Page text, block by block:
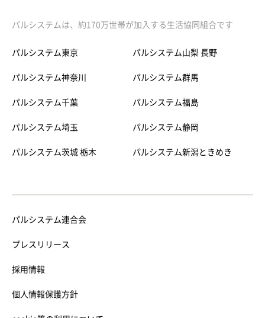
パルシステムは、約170万世帯が加入する生活協同組合です
パルシステム東京
パルシステム神奈川
パルシステム千葉
パルシステム埼玉
パルシステム茨城 栃木
パルシステム山梨 長野
パルシステム群馬
パルシステム福島
パルシステム静岡
パルシステム新潟ときめき
パルシステム連合会
プレスリリース
採用情報
個人情報保護方針